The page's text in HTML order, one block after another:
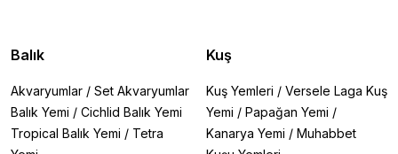
Balık
Akvaryumlar / Set Akvaryumlar
Balık Yemi / Cichlid Balık Yemi
Tropical Balık Yemi / Tetra
Kuş
Kuş Yemleri / Versele Laga Kuş
Yemi / Papağan Yemi /
Kanarya Yemi / Muhabbet